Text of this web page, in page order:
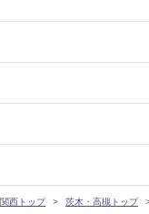
関西トップ 茨木・高槻トップ